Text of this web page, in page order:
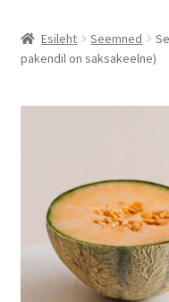
Miks ja kuidas
Tingimused
Minu konto
Esileht Seemned
pakendil on saksakeelne)